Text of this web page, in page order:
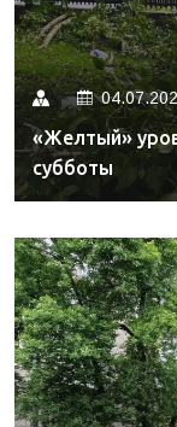
«Желтый»
субботы